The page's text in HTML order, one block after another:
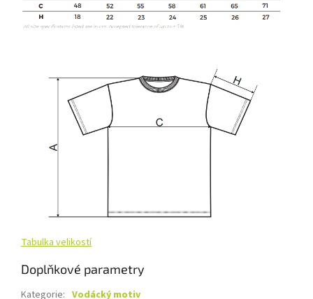
Tabulka velikostí
Doplňkové parametry
Kategorie: Vodácký motiv